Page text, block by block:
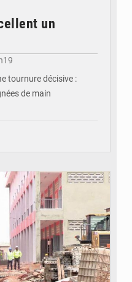
un
tournure décisive :
de main